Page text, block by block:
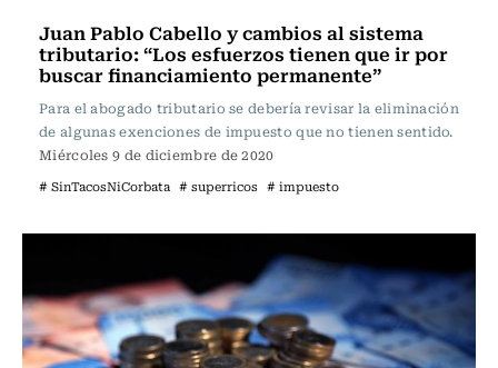
Juan Pablo Cabello y cambios al sistema
tributario: “Los esfuerzos tienen que ir por
buscar financiamiento permanente”
Para el abogado tributario se debería revisar la eliminación
de algunas exenciones de impuesto que no tienen sentido.
Miércoles 9 de diciembre de 2020
# SinTacosNiCorbata # superricos # impuesto